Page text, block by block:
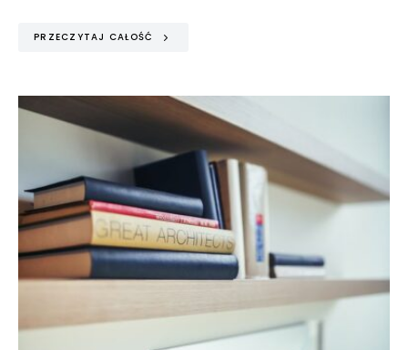
PRZECZYTAJ CAŁOŚĆ